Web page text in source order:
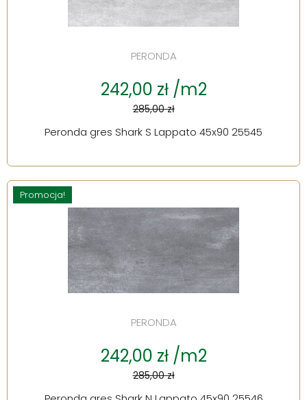
PERONDA
242,00 zł /m2
285,00 zł
Peronda gres Shark S Lappato 45x90 25545
Promocja!
PERONDA
242,00 zł /m2
285,00 zł